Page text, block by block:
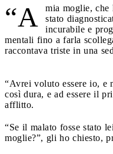
“A
mia moglie, che
stato
incurabile e
mentali fino a farla
raccontava triste in una
“Avrei voluto essere io, e
così dura, e ad essere il
afflitto.
“Se il malato fosse stato
moglie?”, gli ho chiesto,